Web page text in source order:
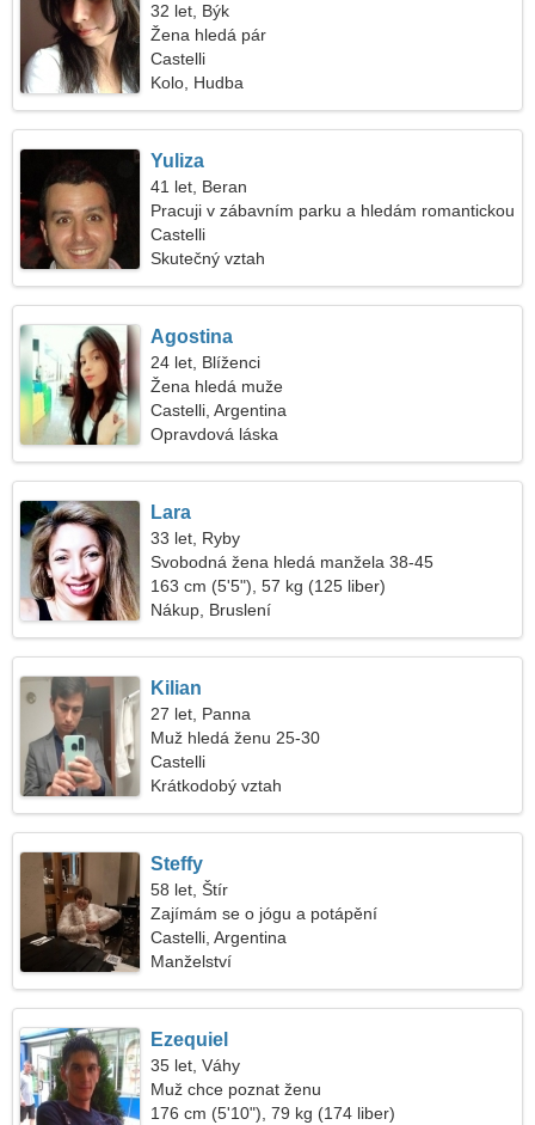
32 let, Býk
Žena hledá pár
Castelli
Kolo, Hudba
Yuliza
41 let, Beran
Pracuji v zábavním parku a hledám romantickou
ženu
Castelli
Skutečný vztah
Agostina
24 let, Blíženci
Žena hledá muže
Castelli, Argentina
Opravdová láska
Lara
33 let, Ryby
Svobodná žena hledá manžela 38-45
163 cm (5'5"), 57 kg (125 liber)
Nákup, Bruslení
Kilian
27 let, Panna
Muž hledá ženu 25-30
Castelli
Krátkodobý vztah
Steffy
58 let, Štír
Zajímám se o jógu a potápění
Castelli, Argentina
Manželství
Ezequiel
35 let, Váhy
Muž chce poznat ženu
176 cm (5'10"), 79 kg (174 liber)